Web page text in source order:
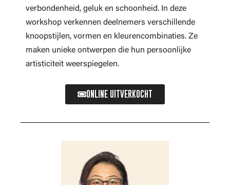
verbondenheid, geluk en schoonheid. In deze
workshop verkennen deelnemers verschillende
knoopstijlen, vormen en kleurencombinaties. Ze
maken unieke ontwerpen die hun persoonlijke
artisticiteit weerspiegelen.
ONLINE UITVERKOCHT